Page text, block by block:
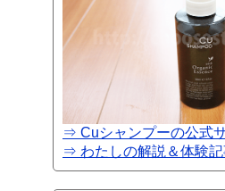
⇒ Cuシャンプーの公式サ
⇒ わたしの解説＆体験記